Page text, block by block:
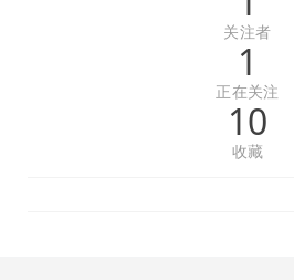
关注者
1
正在关注
10
收藏